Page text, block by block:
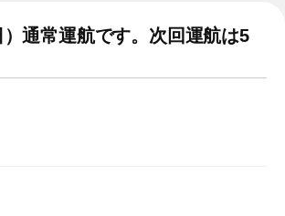
通常運航です。次回運航は5